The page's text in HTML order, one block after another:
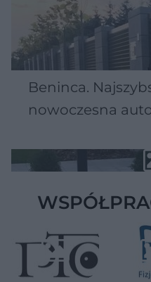
Beninca.
nowoczesna